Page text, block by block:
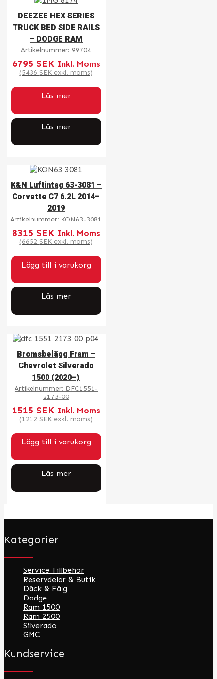
DEEZEE HEX SERIES
TRUCK BED SIDE RAILS
– DODGE RAM
Artikelnummer: 99704
6795 SEK Inkl. Moms
(5436 SEK exkl. moms)
Läs mer
Läs mer
K&N Luftintag 63-3081 –
Corvette C7 6.2L 2014–
2019
Artikelnummer: KON63-3081
8315 SEK Inkl. Moms
(6652 SEK exkl. moms)
Lägg till i varukorg
Läs mer
Bromsbelägg Fram –
Chevrolet Silverado
1500 (2020–)
Artikelnummer: DFC1551-
2173-00
1515 SEK Inkl. Moms
(1212 SEK exkl. moms)
Lägg till i varukorg
Läs mer
Kategorier
Service Tillbehör
Reservdelar & Butik
Däck & Fälg
Dodge
Ram 1500
Ram 2500
Silverado
GMC
Kundservice